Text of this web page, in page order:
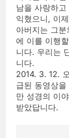
남을 사랑하
익혔으니, 이
아버지는 그
에 이를 이행
니다. 우리는
니다.
2014. 3. 12.
급된 동영상
만 성경의 이
받았답니다.